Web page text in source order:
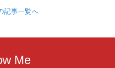
記事一覧へ
Me